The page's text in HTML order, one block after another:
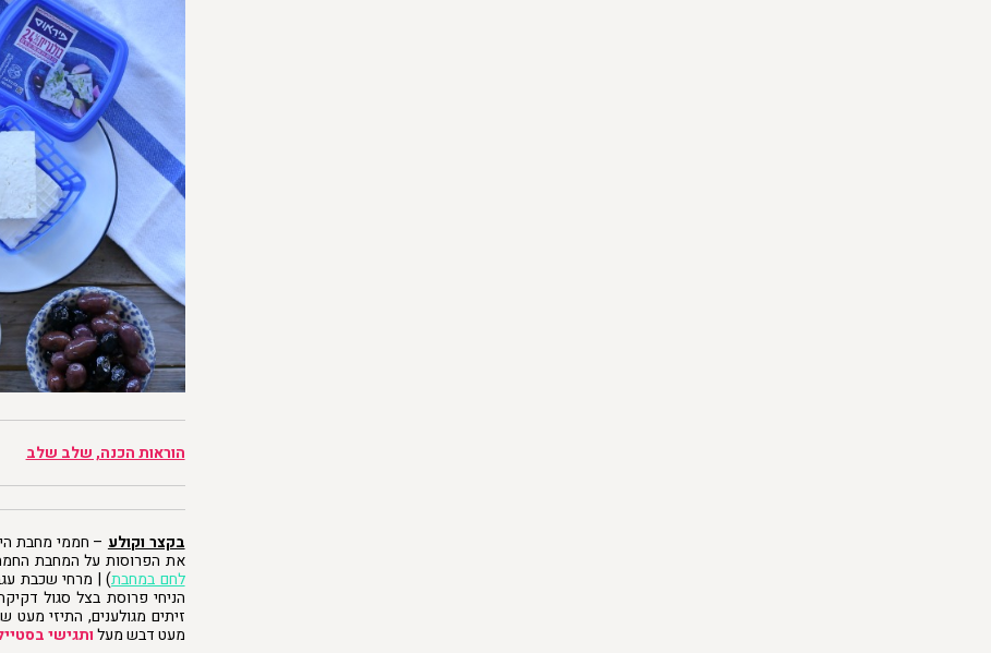
הוראות הכנה, שלב שלב
בקצר וקולע – חממי מחבת
את הפרוסות על המחבת
לחם במחבת) | מרחי שכבת
הניחי פרוסת בצל סגול
זיתים מגולענים, התיזי מעט
מעט דבש מעלותגישי